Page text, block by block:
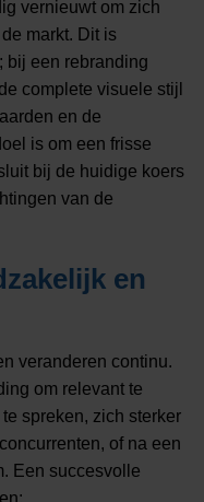
vernieuwt om zich
markt. Dit is
bij een rebranding
complete visuele stijl
en de
is om een frisse
bij de huidige koers
van de
en
veranderen continu.
om relevant te
spreken, zich sterker
of na een
Een succesvolle